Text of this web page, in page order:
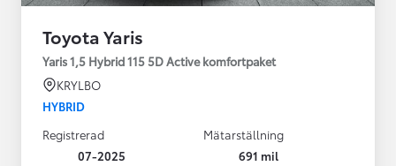
Toyota Yaris
Yaris 1,5 Hybrid 115 5D Active komfortpaket
KRYLBO
HYBRID
Registrerad
07-2025
Mätarställning
691 mil